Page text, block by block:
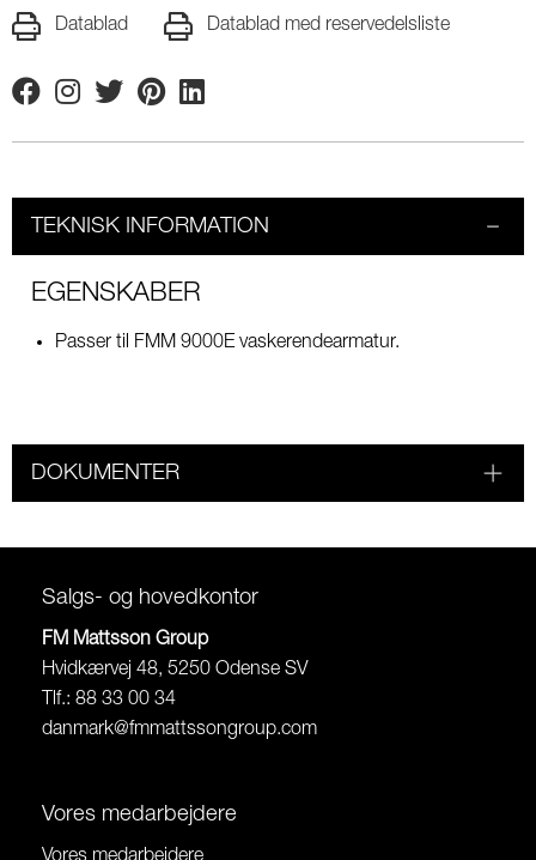
Datablad Datablad med reservedelsliste
FacebookInstagram
TwitterPinterestLinkedin
TEKNISK INFORMATION
EGENSKABER
Passer til FMM 9000E vaskerendearmatur.
DOKUMENTER
Salgs- og hovedkontor
FM Mattsson Group
Hvidkærvej 48, 5250 Odense SV
Tlf.: 88 33 00 34
danmark@fmmattssongroup.com
Vores medarbejdere